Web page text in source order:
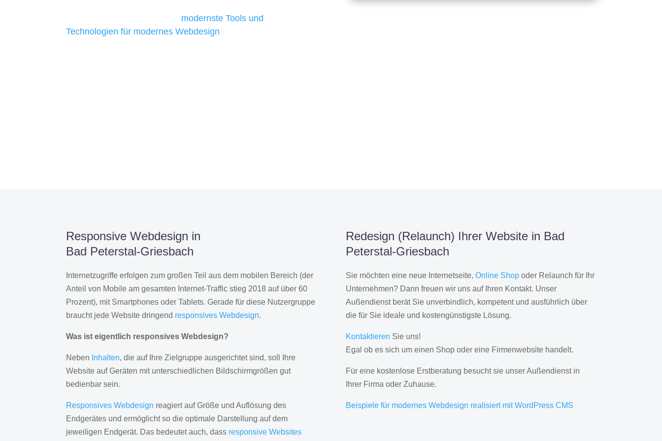
modernste Tools und
Technologien für modernes Webdesign
Responsive Webdesign in
Bad Peterstal-Griesbach
Internetzugriffe erfolgen zum großen Teil aus dem mobilen Bereich (der
Anteil von Mobile am gesamten Internet-Traffic stieg 2018 auf über 60
Prozent), mit Smartphones oder Tablets. Gerade für diese Nutzergruppe
braucht jede Website dringend responsives Webdesign.
Was ist eigentlich responsives Webdesign?
Neben Inhalten, die auf Ihre Zielgruppe ausgerichtet sind, soll Ihre
Website auf Geräten mit unterschiedlichen Bildschirmgrößen gut
bedienbar sein.
Responsives Webdesign reagiert auf Größe und Auflösung des
Endgerätes und ermöglicht so die optimale Darstellung auf dem
jeweiligen Endgerät. Das bedeutet auch, dass responsive Websites
Redesign (Relaunch) Ihrer Website in Bad
Peterstal-Griesbach
Sie möchten eine neue Internetseite, Online Shopoder Relaunch für Ihr
Unternehmen? Dann freuen wir uns auf Ihren Kontakt. Unser
Außendienst berät Sie unverbindlich, kompetent und ausführlich über
die für Sie ideale und kostengünstigste Lösung.
Kontaktieren Sie uns!
Egal ob es sich um einen Shop oder eine Firmenwebsite handelt.
Für eine kostenlose Erstberatung besucht sie unser Außendienst in
Ihrer Firma oder Zuhause.
Beispiele für modernes Webdesign realisiert mit WordPress CMS